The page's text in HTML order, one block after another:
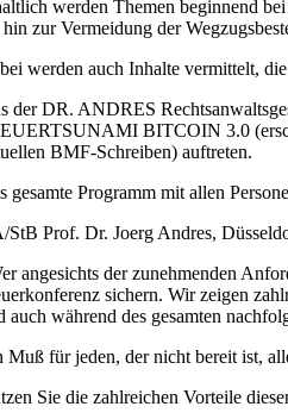
werden Themen beginnend
hin zur Vermeidung der
werden auch Inhalte vermittelt,
der DR. ANDRES
BITCOIN 3.0
BMF-Schreiben) auftreten.
gesamte Programm mit allen
StB Prof. Dr. Joerg Andres,
angesichts der zunehmenden
sichern. Wir zeigen
auch während des gesamten
Muß für jeden, der nicht bereit ist,
Sie die zahlreichen Vorteile